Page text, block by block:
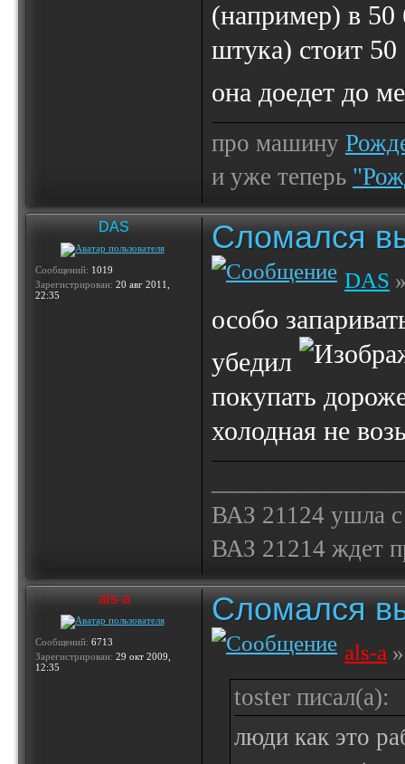
(например) в 50
штука) стоит 50
она доедет до
про машину
и уже теперь
DAS
Сообщений: 1019
Зарегистрирован: 20 авг 2011,
22:35
Сломался
DAS
особо
убедил
покупать
холодная не
ВАЗ 21124 ушла
ВАЗ 21214 ждет
als-a
Сообщений: 6713
Зарегистрирован: 29 окт 2009,
12:35
Сломался
als-a
toster писал(а):
люди как это